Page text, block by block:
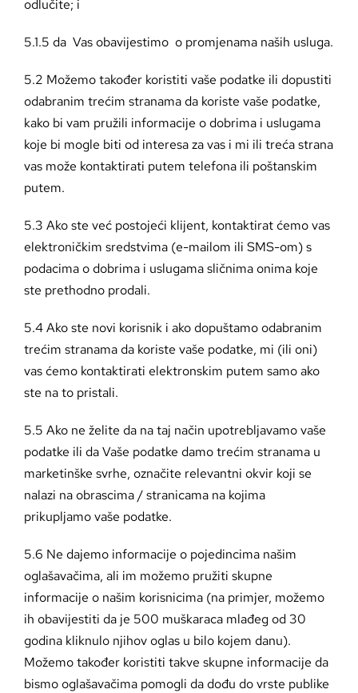
odlučite; i
5.1.5 da Vas obavijestimo o promjenama naših usluga.
5.2 Možemo također koristiti vaše podatke ili dopustiti
odabranim trećim stranama da koriste vaše podatke,
kako bi vam pružili informacije o dobrima i uslugama
koje bi mogle biti od interesa za vas i mi ili treća strana
vas može kontaktirati putem telefona ili poštanskim
putem.
5.3 Ako ste već postojeći klijent, kontaktirat ćemo vas
elektroničkim sredstvima (e-mailom ili SMS-om) s
podacima o dobrima i uslugama sličnima onima koje
ste prethodno prodali.
5.4 Ako ste novi korisnik i ako dopuštamo odabranim
trećim stranama da koriste vaše podatke, mi (ili oni)
vas ćemo kontaktirati elektronskim putem samo ako
ste na to pristali.
5.5 Ako ne želite da na taj način upotrebljavamo vaše
podatke ili da Vaše podatke damo trećim stranama u
marketinške svrhe, označite relevantni okvir koji se
nalazi na obrascima / stranicama na kojima
prikupljamo vaše podatke.
5.6 Ne dajemo informacije o pojedincima našim
oglašavačima, ali im možemo pružiti skupne
informacije o našim korisnicima (na primjer, možemo
ih obavijestiti da je 500 muškaraca mlađeg od 30
godina kliknulo njihov oglas u bilo kojem danu).
Možemo također koristiti takve skupne informacije da
bismo oglašavačima pomogli da dođu do vrste publike